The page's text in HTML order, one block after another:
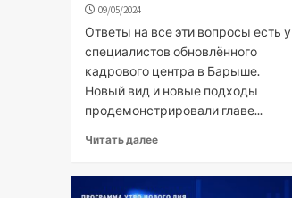
09/05/2024
Ответы на все эти вопросы есть у
специалистов обновлённого
кадрового центра в Барыше.
Новый вид и новые подходы
продемонстрировали главе...
Читать далее